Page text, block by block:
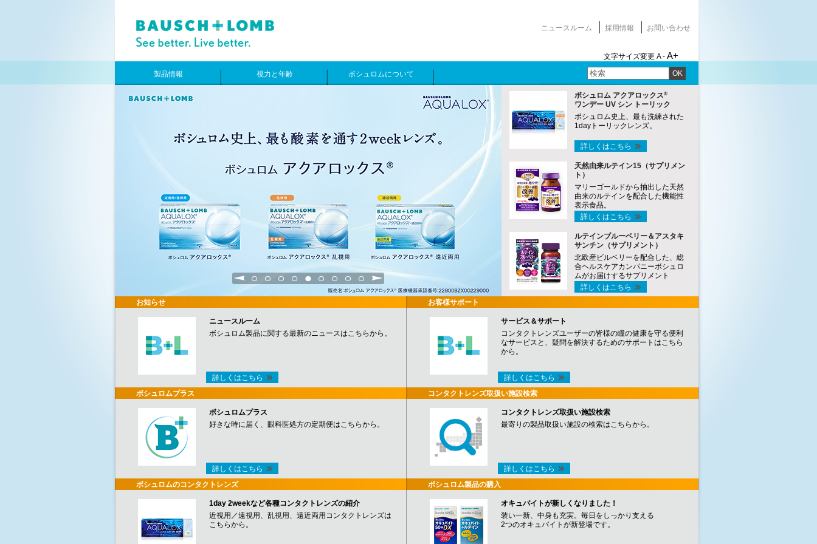
ニュースルーム 採用情報 お問い合わせ
文字サイズ変更 A - A+
OK
製品情報 視力と年齢 ボシュロムについて
1 2 3 4 5 6 7 8 9
ボシュロム アクアロックス®
ワンデー UV シン トーリック
ボシュロム史上、最も洗練された
1dayトーリックレンズ。
詳しくはこちら
天然由来ルテイン15（サプリメン
ト）
マリーゴールドから抽出した天然
由来のルテインを配合した機能性
表示食品。
詳しくはこちら
ルテインブルーベリー＆アスタキ
サンチン（サプリメント）
北欧産ビルベリーを配合した、総
合ヘルスケアカンパニーボシュロ
ムがお届けするサプリメント
詳しくはこちら
お知らせ
ニュースルーム
ボシュロム製品に関する最新のニュースはこちらから。
詳しくはこちら
ボシュロムプラス
ボシュロムプラス
好きな時に届く、眼科医処方の定期便はこちらから。
詳しくはこちら
ボシュロムのコンタクトレンズ
1day 2weekなど各種コンタクトレンズの紹介
近視用／遠視用、乱視用、遠近両用コンタクトレンズは
こちらから。
お客様サポート
サービス＆サポート
コンタクトレンズユーザーの皆様の瞳の健康を守る便利
なサービスと、疑問を解決するためのサポートはこちら
から。
詳しくはこちら
コンタクトレンズ取扱い施設検索
コンタクトレンズ取扱い施設検索
最寄りの製品取扱い施設の検索はこちらから。
詳しくはこちら
ボシュロム製品の購入
オキュバイトが新しくなりました！
装い一新、中身も充実。毎日をしっかり支える
2つのオキュバイトが新登場です。